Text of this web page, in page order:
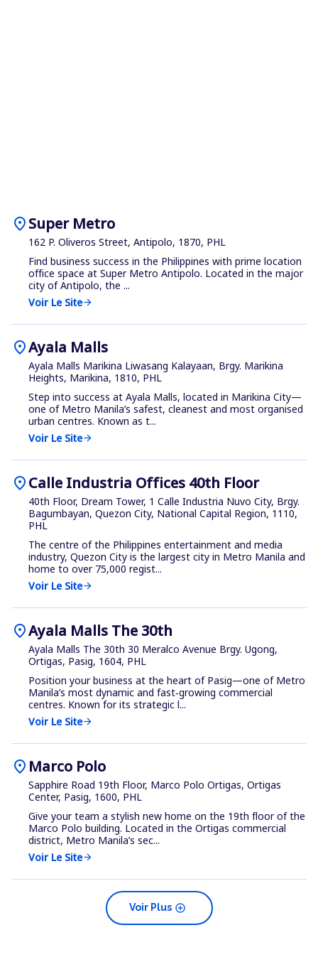
location_onSuper Metro
162 P. Oliveros Street, Antipolo, 1870, PHL
Find business success in the Philippines with prime location
office space at Super Metro Antipolo. Located in the major
city of Antipolo, the ...
Voir Le Sitearrow_forward
location_onAyala Malls
Ayala Malls Marikina Liwasang Kalayaan, Brgy. Marikina
Heights, Marikina, 1810, PHL
Step into success at Ayala Malls, located in Marikina City—
one of Metro Manila’s safest, cleanest and most organised
urban centres. Known as t...
Voir Le Sitearrow_forward
location_onCalle Industria Offices 40th Floor
40th Floor, Dream Tower, 1 Calle Industria Nuvo City, Brgy.
Bagumbayan, Quezon City, National Capital Region, 1110,
PHL
The centre of the Philippines entertainment and media
industry, Quezon City is the largest city in Metro Manila and
home to over 75,000 regist...
Voir Le Sitearrow_forward
location_onAyala Malls The 30th
Ayala Malls The 30th 30 Meralco Avenue Brgy. Ugong,
Ortigas, Pasig, 1604, PHL
Position your business at the heart of Pasig—one of Metro
Manila’s most dynamic and fast‑growing commercial
centres. Known for its strategic l...
Voir Le Sitearrow_forward
location_on Marco Polo
Sapphire Road 19th Floor, Marco Polo Ortigas, Ortigas
Center, Pasig, 1600, PHL
Give your team a stylish new home on the 19th floor of the
Marco Polo building. Located in the Ortigas commercial
district, Metro Manila’s sec...
Voir Le Sitearrow_forward
add_circle
Voir Plus